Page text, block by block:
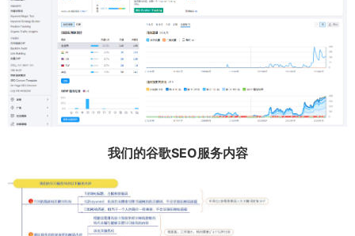
我们的谷歌SEO服务内容